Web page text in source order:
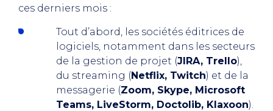
ces derniers mois :
Tout d’abord, les sociétés éditrices de
logiciels, notamment dans les secteurs
de la gestion de projet (JIRA, Trello),
du streaming (Netflix, Twitch) et de la
messagerie (Zoom, Skype, Microsoft
Teams, LiveStorm, Doctolib, Klaxoon).